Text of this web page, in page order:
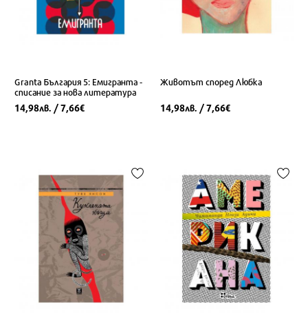
Granta България 5: Емигранта -
списание за нова литература
14,98лв. / 7,66€
Животът според Любка
14,98лв. / 7,66€